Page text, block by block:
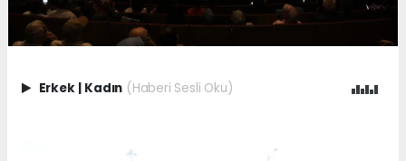
Erkek | Kadın (Haberi Sesli Oku)